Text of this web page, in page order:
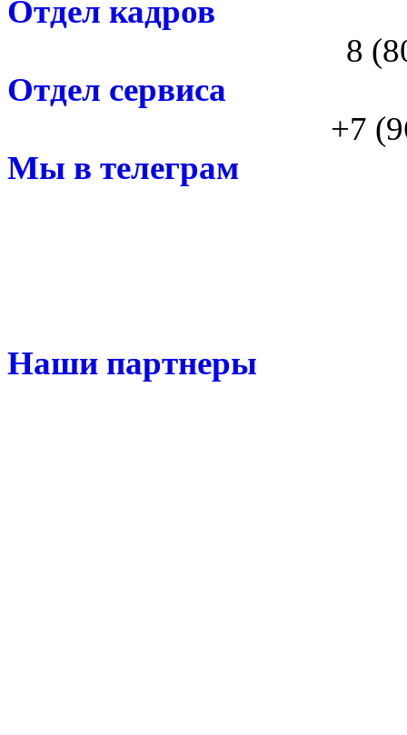
Отдел кадров
8
Отдел сервиса
+7
Мы в телеграм
Наши партнеры